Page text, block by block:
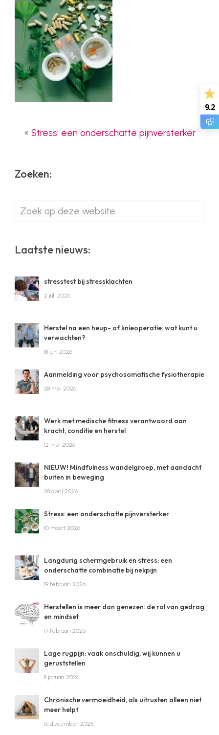
« Stress: een onderschatte pijnversterker
Zoeken:
Zoek
op
website
Laatste nieuws:
stresstest bij stressklachten
2 juli 2026
Herstel na een heup- of knieoperatie: wat kunt u
verwachten?
18 juni 2026
Aanmelding voor psychosomatische fysiotherapie
28 mei 2026
Werk met medische fitness verantwoord aan
kracht, conditie en herstel
12 mei 2026
NIEUW! Mindfulness wandelgroep, met aandacht
buiten in beweging
28 april 2026
Stress: een onderschatte pijnversterker
10 maart 2026
Langdurig schermgebruik en stress: een
onderschatte combinatie bij nekpijn
19 februari 2026
Herstellen is meer dan genezen: de rol van gedrag
en mindset
17 februari 2026
Lage rugpijn: vaak onschuldig, wij kunnen u
geruststellen
8 januari 2026
Chronische vermoeidheid, als uitrusten alleen niet
meer helpt
16 december 2025
9.2